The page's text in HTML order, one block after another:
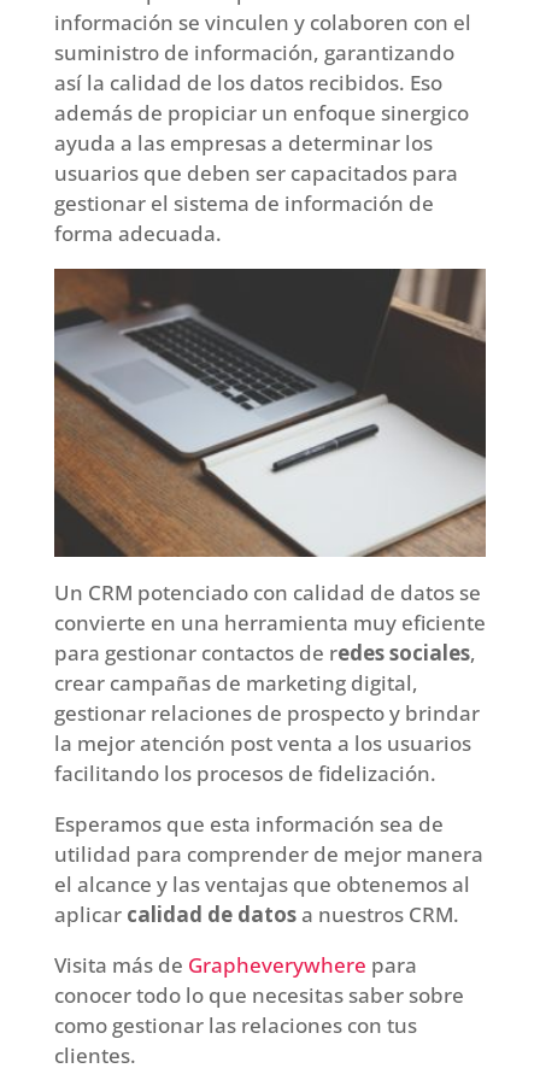
información se vinculen y colaboren con el
suministro de información, garantizando
así la calidad de los datos recibidos. Eso
además de propiciar un enfoque sinergico
ayuda a las empresas a determinar los
usuarios que deben ser capacitados para
gestionar el sistema de información de
forma adecuada.
Un CRM potenciado con calidad de datos se
convierte en una herramienta muy eficiente
para gestionar contactos de redes sociales,
crear campañas de marketing digital,
gestionar relaciones de prospecto y brindar
la mejor atención post venta a los usuarios
facilitando los procesos de fidelización.
Esperamos que esta información sea de
utilidad para comprender de mejor manera
el alcance y las ventajas que obtenemos al
aplicar calidad de datosa nuestros CRM.
Visita más de Grapheverywhere para
conocer todo lo que necesitas saber sobre
como gestionar las relaciones con tus
clientes.